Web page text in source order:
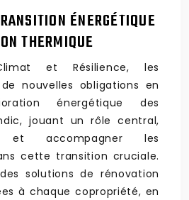
ÉNERGÉTIQUE
THERMIQUE
et Résilience, les
nouvelles obligations en
énergétique des
jouant un rôle central,
accompagner les
cette transition cruciale.
solutions de rénovation
à chaque copropriété, en